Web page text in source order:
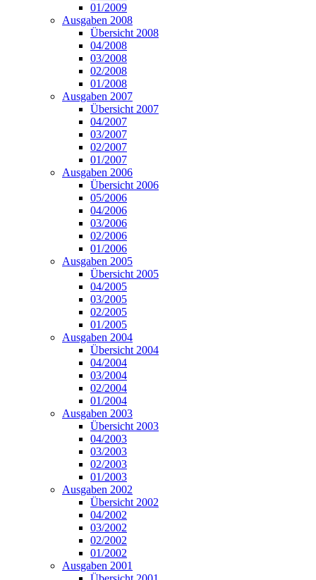
01/2009
Ausgaben 2008
Übersicht 2008
04/2008
03/2008
02/2008
01/2008
Ausgaben 2007
Übersicht 2007
04/2007
03/2007
02/2007
01/2007
Ausgaben 2006
Übersicht 2006
05/2006
04/2006
03/2006
02/2006
01/2006
Ausgaben 2005
Übersicht 2005
04/2005
03/2005
02/2005
01/2005
Ausgaben 2004
Übersicht 2004
04/2004
03/2004
02/2004
01/2004
Ausgaben 2003
Übersicht 2003
04/2003
03/2003
02/2003
01/2003
Ausgaben 2002
Übersicht 2002
04/2002
03/2002
02/2002
01/2002
Ausgaben 2001